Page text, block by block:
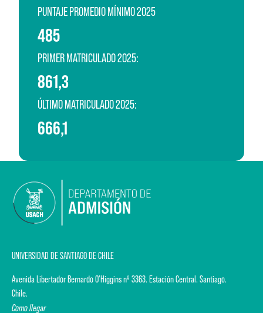
PUNTAJE PROMEDIO MÍNIMO 2025
485
PRIMER MATRICULADO 2025:
861,3
ÚLTIMO MATRICULADO 2025:
666,1
UNIVERSIDAD DE SANTIAGO DE CHILE
Avenida Libertador Bernardo O'Higgins nº 3363. Estación Central. Santiago.
Chile.
Como llegar